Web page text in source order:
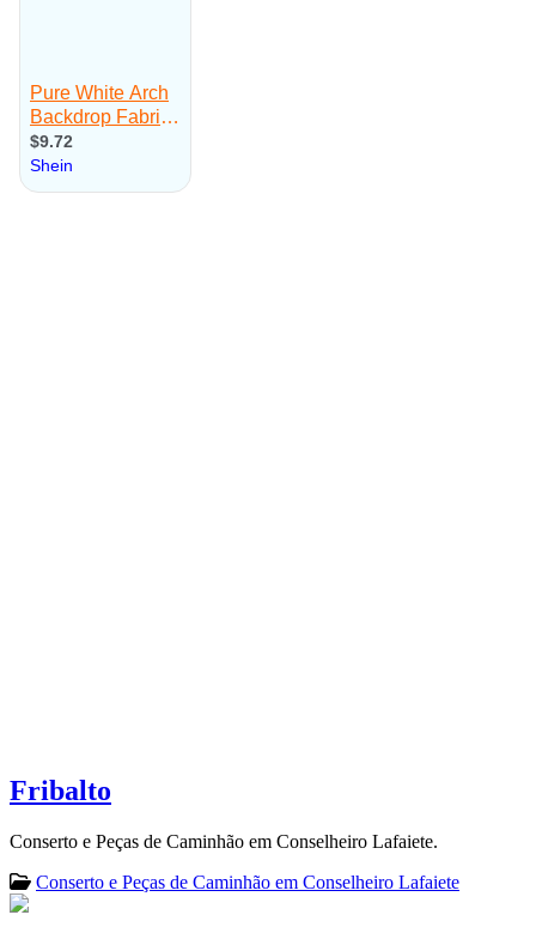
Fribalto
Conserto e Peças de Caminhão em Conselheiro Lafaiete.
Conserto e Peças de Caminhão em Conselheiro Lafaiete